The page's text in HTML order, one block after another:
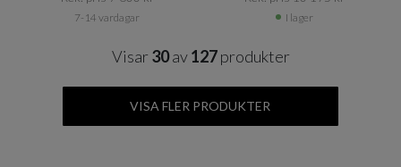
7-14 vardagar I lager
Visar 30av127produkter
VISA FLER PRODUKTER